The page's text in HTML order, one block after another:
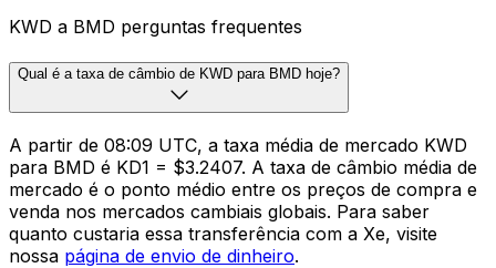
KWD a BMD perguntas frequentes
Qual é a taxa de câmbio de KWD para BMD hoje?
A partir de 08:09 UTC, a taxa média de mercado KWD
para BMD é KD1 = $3.2407. A taxa de câmbio média de
mercado é o ponto médio entre os preços de compra e
venda nos mercados cambiais globais. Para saber
quanto custaria essa transferência com a Xe, visite
nossa página de envio de dinheiro.